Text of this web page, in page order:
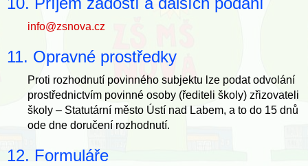
info@zsnova.cz
11. Opravné prostředky
Proti rozhodnutí povinného subjektu lze podat odvolání
prostřednictvím povinné osoby (řediteli školy) zřizovateli
školy – Statutární město Ústí nad Labem, a to do 15 dnů
ode dne doručení rozhodnutí.
12. Formuláře